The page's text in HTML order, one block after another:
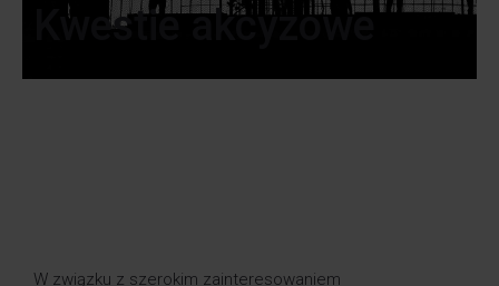
Kwestie akcyzowe
W związku z szerokim zainteresowaniem